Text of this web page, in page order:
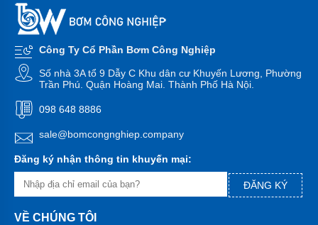
Máy
bơm
nghiệp
Máy
chìm
bơm
thải
Máy
bơm
giếng
Công Ty Cổ Phần Bơm Công Nghiệp
Số nhà 3A tổ 9 Dẫy C Khu dân cư Khuyến Lương, Phường
Trần Phú. Quận Hoàng Mai. Thành Phố Hà Nội.
098 648 8886
sale@bomcongnghiep.company
Đăng ký nhận thông tin khuyến mại:
ĐĂNG KÝ
VỀ CHÚNG TÔI